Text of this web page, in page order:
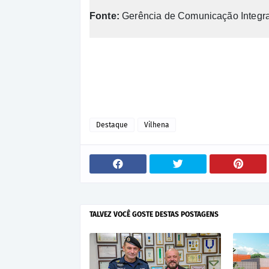
Fonte: Gerência de Comunicação
Destaque Vilhena
TALVEZ VOCÊ GOSTE DESTAS POSTAGENS